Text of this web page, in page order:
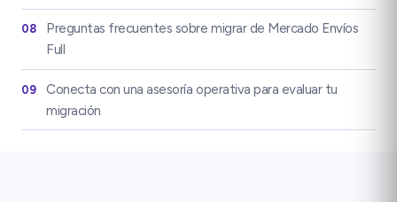
08
Preguntas frecuentes sobre migrar de Mercado Envíos
Full
09
Conecta con una asesoría operativa para evaluar tu
migración